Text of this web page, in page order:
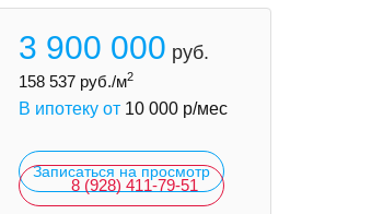
3 900 000 руб.
158 537 руб./м2
В ипотеку от 10 000 р/мес
Записаться на просмотр
8 (928) 411-79-51